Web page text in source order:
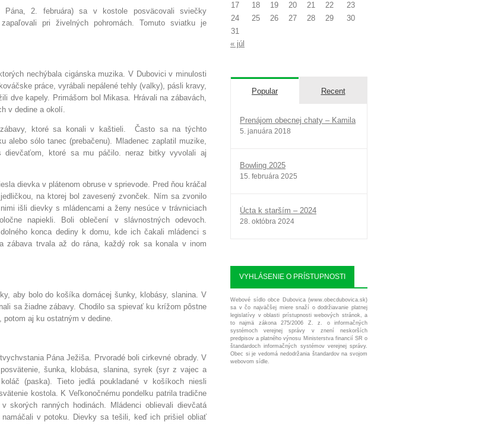
Pána, 2. februára) sa v kostole posväcovali sviečky
pri živelných pohromách. Tomuto sviatku je
nechýbala cigánska muzika. V Dubovici v minulosti
práce, vyrábali nepálené tehly (valky), pásli kravy,
dve kapely. Primášom bol Mikasa. Hrávali na zábavách,
v dedine a okolí.
ktoré sa konali v kaštieli. Často sa na týchto
alebo sólo tanec (prebačenu). Mladenec zaplatil muzike,
dievčaťom, ktoré sa mu páčilo. neraz bitky vyvolali aj
dievka v plátenom obruse v sprievode. Pred ňou kráčal
na ktorej bol zavesený zvonček. Ním sa zvonilo
išli dievky s mládencami a ženy nesúce v trávniciach
napiekli. Boli oblečení v slávnostných odevoch.
konca dediny k domu, kde ich čakali mládenci s
zábava trvala až do rána, každý rok sa konala v inom
aby bolo do košíka domácej šunky, klobásy, slanina. V
sa žiadne zábavy. Chodilo sa spievať ku krížom pôstne
aj ku ostatným v dedine.
Pána Ježiša. Prvoradé boli cirkevné obrady. V
šunka, klobása, slanina, syrek (syr z vajec a
(paska). Tieto jedlá poukladané v košíkoch niesli
kostola. K Veľkonočnému pondelku patrila tradične
skorých ranných hodinách. Mládenci oblievali dievčatá
v potoku. Dievky sa tešili, keď ich prišiel obliať
17
18 19 20 21 22
23
24
25 26 27 28 29
30
31
« júl
Popular Recent
Prenájom obecnej chaty – Kamila
5. januára 2018
Bowling 2025
15. februára 2025
Úcta k starším – 2024
28. októbra 2024
VYHLÁSENIE O PRÍSTUPNOSTI
Webové sídlo obce Dubovica (www.obecdubovica.sk)
sa v čo najväčšej miere snaží o dodržiavanie platnej
legislatívy v oblasti prístupnosti webových stránok, a
to najmä zákona 275/2006 Z. z. o informačných
systémoch verejnej správy v znení neskorších
predpisov a platného výnosu Ministerstva financií SR o
štandardoch informačných systémov verejnej správy.
Obec si je vedomá nedodržania štandardov na svojom
webovom sídle.